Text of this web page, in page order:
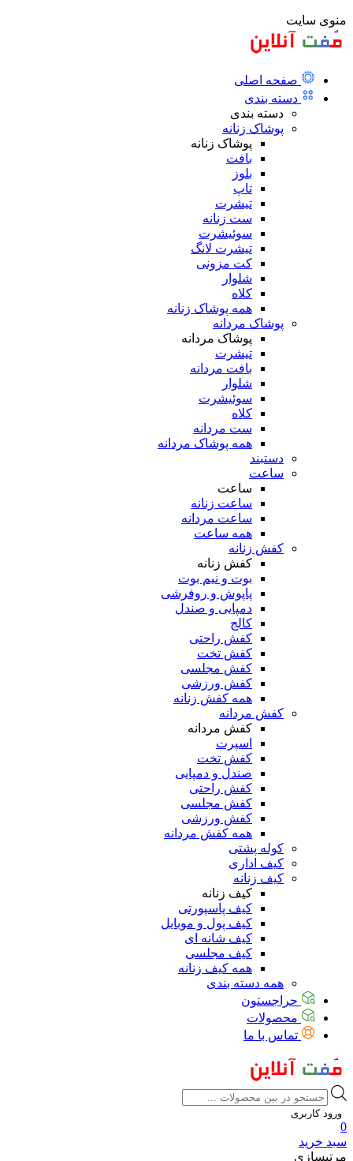
منوی سایت
صفحه اصلی
دسته بندی
دسته بندی
پوشاک زنانه
پوشاک زنانه
بافت
بلوز
تاپ
تیشرت
ست زنانه
سوئیشرت
تیشرت لانگ
کت مزونی
شلوار
کلاه
همه پوشاک زنانه
پوشاک مردانه
پوشاک مردانه
تیشرت
بافت مردانه
شلوار
سوئیشرت
کلاه
ست مردانه
همه پوشاک مردانه
دستبند
ساعت
ساعت
ساعت زنانه
ساعت مردانه
همه ساعت
کفش زنانه
کفش زنانه
بوت و نیم بوت
پاپوش و روفرشی
دمپایی و صندل
کالج
کفش راحتی
کفش تخت
کفش مجلسی
کفش ورزشی
همه کفش زنانه
کفش مردانه
کفش مردانه
اسپرت
کفش تخت
صندل و دمپایی
کفش راحتی
کفش مجلسی
کفش ورزشی
همه کفش مردانه
کوله پشتی
کیف اداری
کیف زنانه
کیف زنانه
کیف پاسپورتی
کیف پول و موبایل
کیف شانه ای
کیف مجلسی
همه کیف زنانه
همه دسته بندی
حراجستون
محصولات
تماس با ما
Products
search
ورود کاربری
0
سبد خرید
مرتبسازی